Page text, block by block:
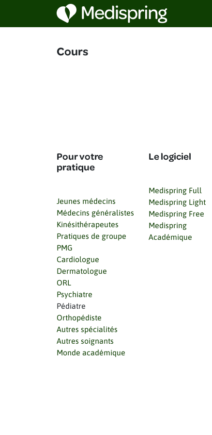
Se rendre au contenu
Cours
Pour votre
pratique
Jeunes médecins
Médecins généralistes
Kinésithérapeutes
Pratiques de groupe
PMG
Cardiologue
Dermatologue
ORL
Psychiatre
Pédiatre
Orthopédiste
Autres spécialités
Autres soignants
Monde académique
Le logiciel
Medispring Full
Medispring Light
Medispring Free
Medispring
Académique